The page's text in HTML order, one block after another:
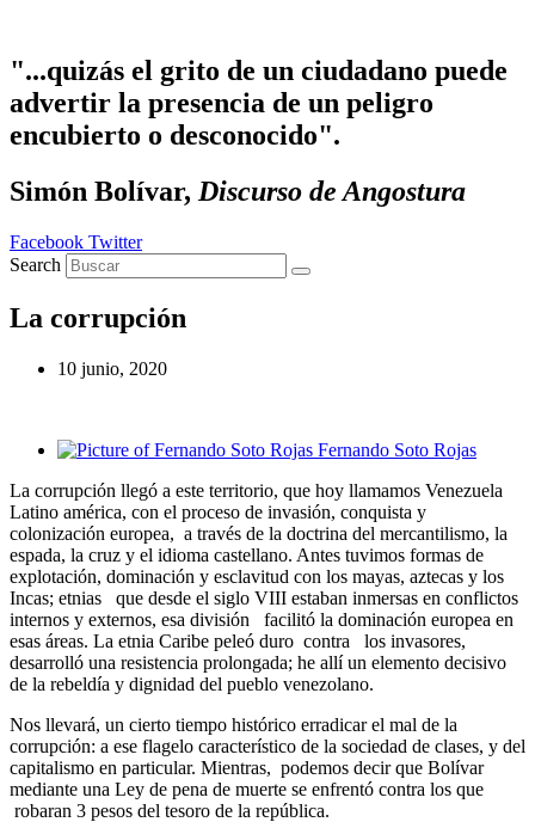
contenido
"...quizás el grito de un ciudadano puede
advertir la presencia de un peligro
encubierto o desconocido".
Simón Bolívar, Discurso de Angostura
Facebook Twitter
Search
La corrupción
10 junio, 2020
Fernando Soto Rojas
La corrupción llegó a este territorio, que hoy llamamos Venezuela
Latino américa, con el proceso de invasión, conquista y
colonización europea, a través de la doctrina del mercantilismo, la
espada, la cruz y el idioma castellano. Antes tuvimos formas de
explotación, dominación y esclavitud con los mayas, aztecas y los
Incas; etnias que desde el siglo VIII estaban inmersas en conflictos
internos y externos, esa división facilitó la dominación europea en
esas áreas. La etnia Caribe peleó duro contra los invasores,
desarrolló una resistencia prolongada; he allí un elemento decisivo
de la rebeldía y dignidad del pueblo venezolano.
Nos llevará, un cierto tiempo histórico erradicar el mal de la
corrupción: a ese flagelo característico de la sociedad de clases, y del
capitalismo en particular. Mientras, podemos decir que Bolívar
mediante una Ley de pena de muerte se enfrentó contra los que
robaran 3 pesos del tesoro de la república.